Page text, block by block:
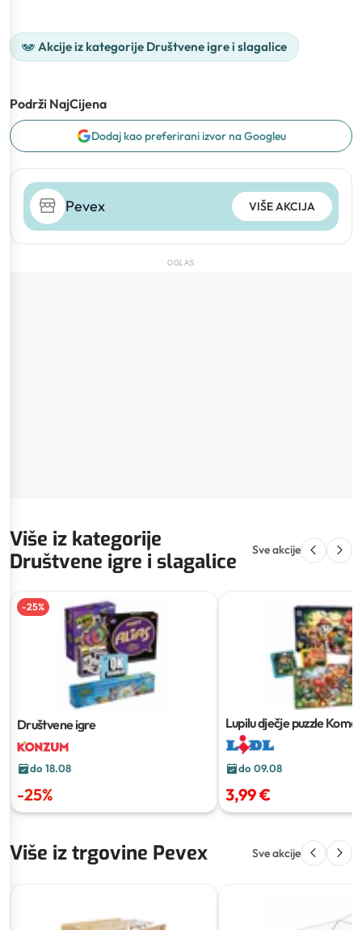
Akcije iz kategorije Društvene igre i slagalice
Podrži NajCijena
Dodaj kao preferirani izvor na Googleu
Pevex VIŠE AKCIJA
OGLAS
Više iz kategorije
Društvene igre i slagalice
Sve akcije
-25%
Društvene igre
do 18.08
-25%
Lupilu dječje puzzle
do 09.08
3,99 €
Više iz trgovine Pevex Sve akcije